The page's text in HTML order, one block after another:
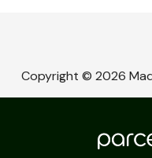
Copyright © 2026